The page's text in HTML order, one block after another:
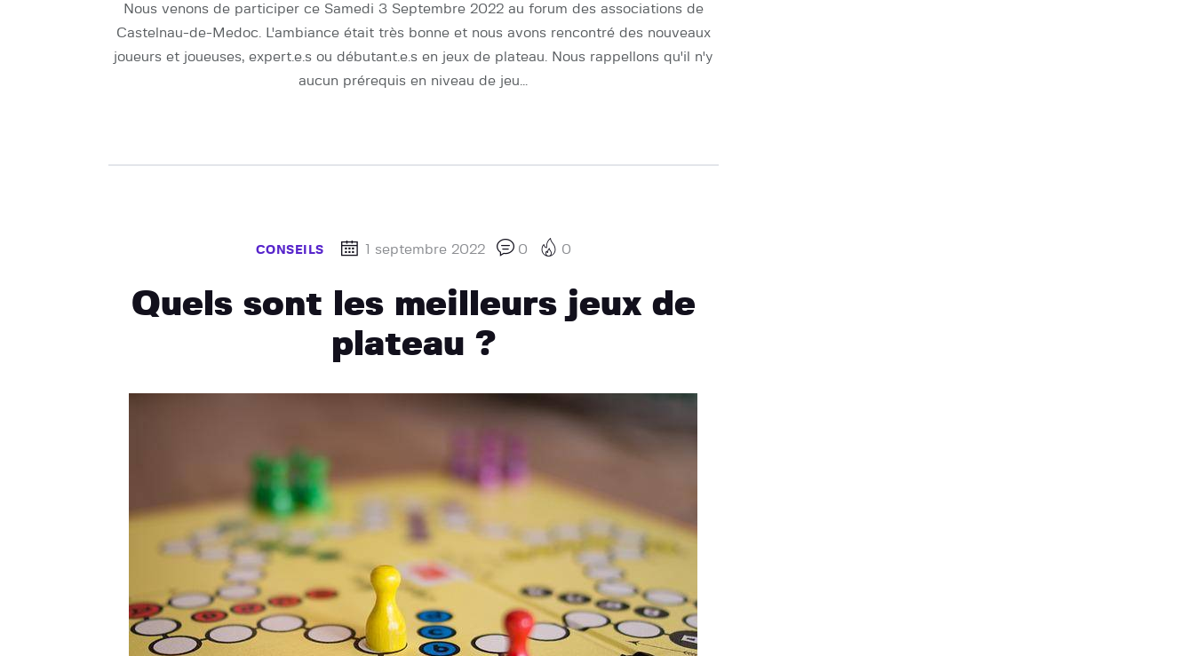
Nous venons de participer ce Samedi 3 Septembre 2022 au forum des associations de
Castelnau-de-Medoc. L'ambiance était très bonne et nous avons rencontré des nouveaux
joueurs et joueuses, expert.e.s ou débutant.e.s en jeux de plateau. Nous rappellons qu'il n'y
aucun prérequis en niveau de jeu…
CONSEILS 1 septembre 2022 0 0
Quels sont les meilleurs jeux de
plateau ?